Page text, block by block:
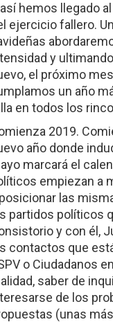
hemos llegado
ejercicio fallero.
y
el próximo
un año
en todos los
2019.
año donde
marcará el
empiezan a
las
partidos políticos
y con él,
contactos que
o Ciudadanos
saber de
de los
(unas